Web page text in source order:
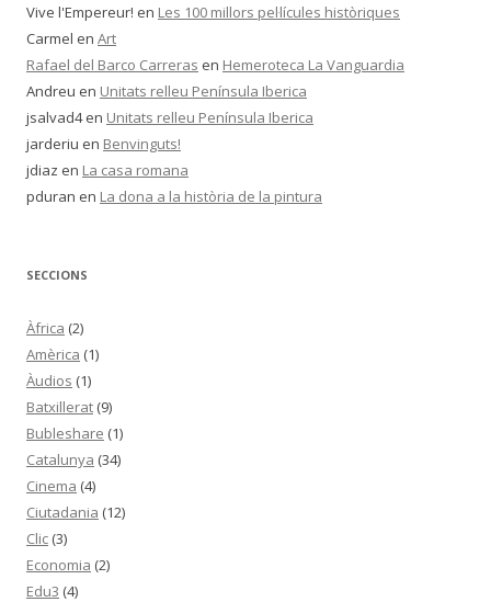
Vive l'Empereur! en Les 100 millors pel·lícules històriques
Carmel en Art
Rafael del Barco Carreras en Hemeroteca La Vanguardia
Andreu en Unitats relleu Península Iberica
jsalvad4en Unitats relleu Península Iberica
jarderiu en Benvinguts!
jdiaz en La casa romana
pduran en La dona a la història de la pintura
SECCIONS
Àfrica (2)
Amèrica (1)
Àudios (1)
Batxillerat (9)
Bubleshare (1)
Catalunya (34)
Cinema (4)
Ciutadania (12)
Clic (3)
Economia (2)
Edu3 (4)